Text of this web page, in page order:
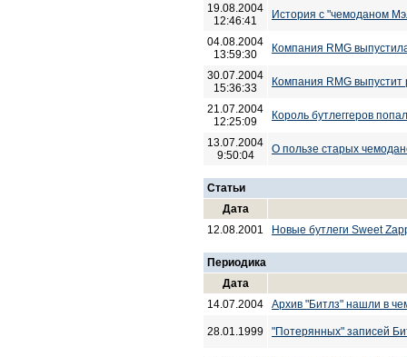
19.08.2004
12:46:41
История с "чемоданом
04.08.2004
13:59:30
Компания RMG
30.07.2004
15:36:33
Компания RMG
21.07.2004
12:25:09
Король бутлеггеров
13.07.2004
9:50:04
О пользе старых
Статьи
Дата
12.08.2001
Новые бутлеги Sweet
Периодика
Дата
14.07.2004
Архив "Битлз" нашли в
28.01.1999 "Потерянных" записей